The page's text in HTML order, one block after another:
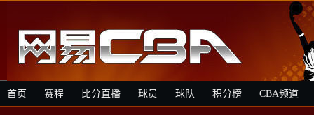
首页 赛程 比分直播 球员 球队 积分榜 CBA频道